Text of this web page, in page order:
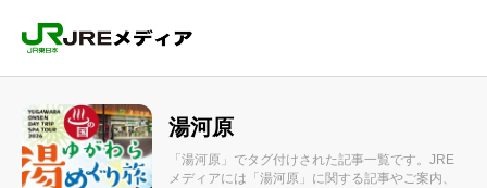
湯河原
「湯河原」でタグ付けされた記事一覧です。JRE
メディアには「湯河原」に関する記事やご案内、